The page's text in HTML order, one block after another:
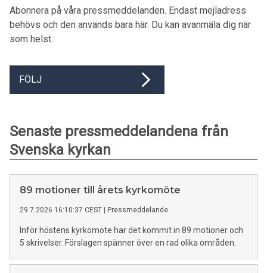
Abonnera på våra pressmeddelanden. Endast mejladress
behövs och den används bara här. Du kan avanmäla dig när
som helst.
FÖLJ
Senaste pressmeddelandena från
Svenska kyrkan
89 motioner till årets kyrkomöte
29.7.2026 16:10:37 CEST | Pressmeddelande
Inför höstens kyrkomöte har det kommit in 89 motioner och
5 skrivelser. Förslagen spänner över en rad olika områden.